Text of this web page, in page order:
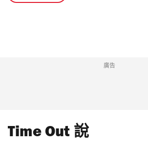
廣告
Time Out 說